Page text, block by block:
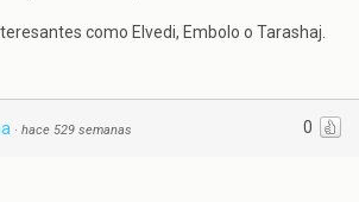
como Elvedi, Embolo o Tarashaj.
0
· hace 529 semanas